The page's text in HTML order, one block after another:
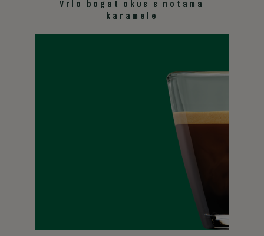
Vrlo bogat okus s notama
karamele
DARK
Na drugom kraju spektra prženja nalaze se pržene mješavine
zaokruženog i intenzivnog okusa Dark roast.